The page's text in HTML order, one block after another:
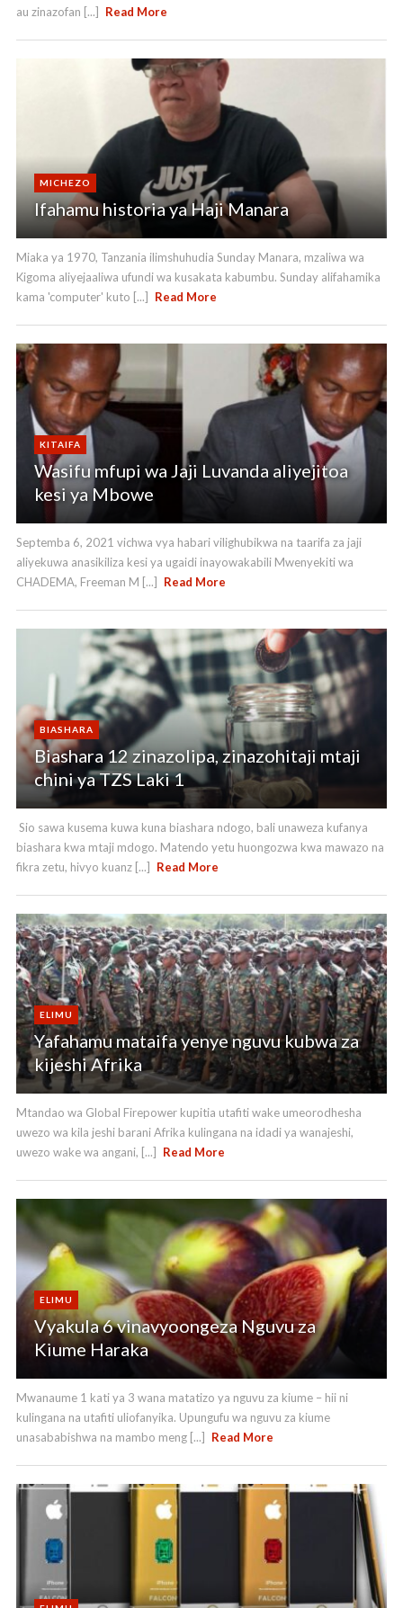
au zinazofan [...]
Read More
MICHEZO
Ifahamu historia ya Haji Manara
Miaka ya 1970, Tanzania ilimshuhudia Sunday Manara, mzaliwa wa
Kigoma aliyejaaliwa ufundi wa kusakata kabumbu. Sunday alifahamika
kama 'computer' kuto [...]
Read More
KITAIFA
Wasifu mfupi wa Jaji Luvanda aliyejitoa
kesi ya Mbowe
Septemba 6, 2021 vichwa vya habari vilighubikwa na taarifa za jaji
aliyekuwa anasikiliza kesi ya ugaidi inayowakabili Mwenyekiti wa
CHADEMA, Freeman M [...]
Read More
BIASHARA
Biashara 12 zinazolipa, zinazohitaji mtaji
chini ya TZS Laki 1
Sio sawa kusema kuwa kuna biashara ndogo, bali unaweza kufanya
biashara kwa mtaji mdogo. Matendo yetu huongozwa kwa mawazo na
fikra zetu, hivyo kuanz [...]
Read More
ELIMU
Yafahamu mataifa yenye nguvu kubwa za
kijeshi Afrika
Mtandao wa Global Firepower kupitia utafiti wake umeorodhesha
uwezo wa kila jeshi barani Afrika kulingana na idadi ya wanajeshi,
uwezo wake wa angani, [...]
Read More
ELIMU
Vyakula 6 vinavyoongeza Nguvu za
Kiume Haraka
Mwanaume 1 kati ya 3 wana matatizo ya nguvu za kiume – hii ni
kulingana na utafiti uliofanyika. Upungufu wa nguvu za kiume
unasababishwa na mambo meng [...]
Read More